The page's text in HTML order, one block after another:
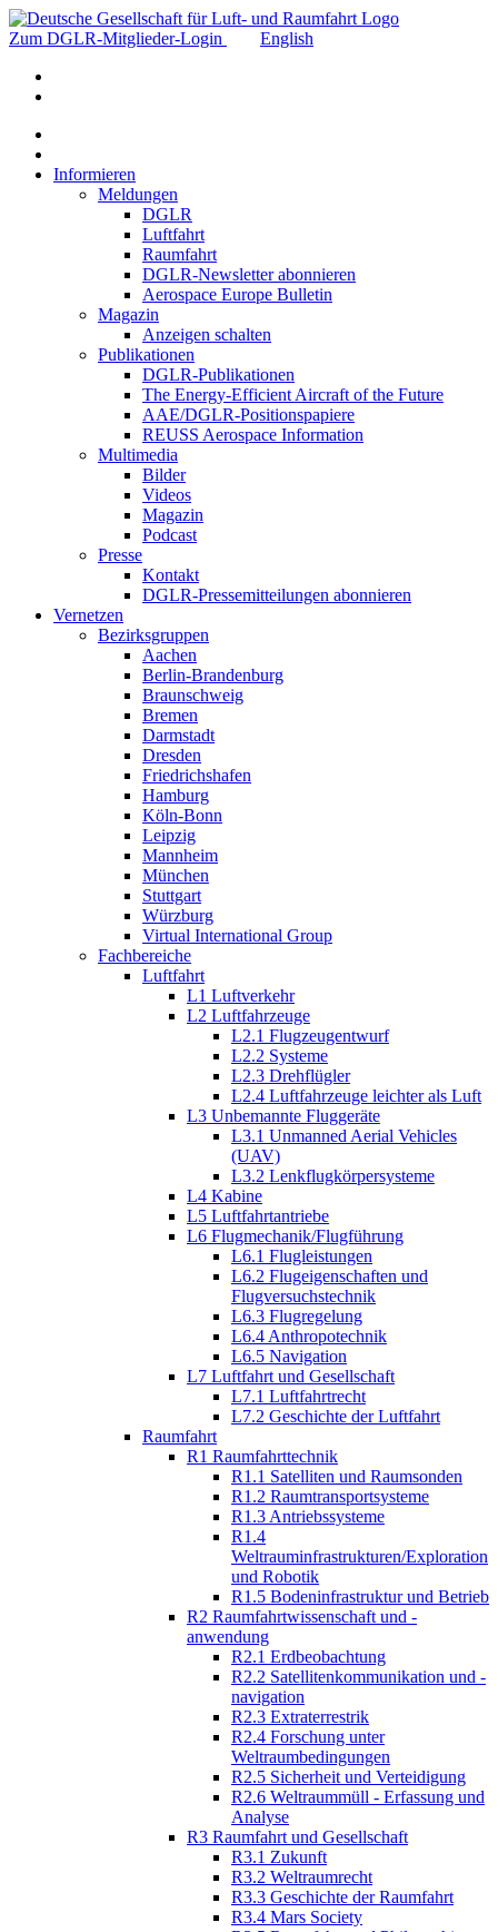
Zum DGLR-Mitglieder-Login English
Informieren
Meldungen
DGLR
Luftfahrt
Raumfahrt
DGLR-Newsletter abonnieren
Aerospace Europe Bulletin
Magazin
Anzeigen schalten
Publikationen
DGLR-Publikationen
The Energy-Efficient Aircraft of the Future
AAE/DGLR-Positionspapiere
REUSS Aerospace Information
Multimedia
Bilder
Videos
Magazin
Podcast
Presse
Kontakt
DGLR-Pressemitteilungen abonnieren
Vernetzen
Bezirksgruppen
Aachen
Berlin-Brandenburg
Braunschweig
Bremen
Darmstadt
Dresden
Friedrichshafen
Hamburg
Köln-Bonn
Leipzig
Mannheim
München
Stuttgart
Würzburg
Virtual International Group
Fachbereiche
Luftfahrt
L1 Luftverkehr
L2 Luftfahrzeuge
L2.1 Flugzeugentwurf
L2.2 Systeme
L2.3 Drehflügler
L2.4 Luftfahrzeuge leichter als Luft
L3 Unbemannte Fluggeräte
L3.1 Unmanned Aerial Vehicles
(UAV)
L3.2 Lenkflugkörpersysteme
L4 Kabine
L5 Luftfahrtantriebe
L6 Flugmechanik/Flugführung
L6.1 Flugleistungen
L6.2 Flugeigenschaften und
Flugversuchstechnik
L6.3 Flugregelung
L6.4 Anthropotechnik
L6.5 Navigation
L7 Luftfahrt und Gesellschaft
L7.1 Luftfahrtrecht
L7.2 Geschichte der Luftfahrt
Raumfahrt
R1 Raumfahrttechnik
R1.1 Satelliten und Raumsonden
R1.2 Raumtransportsysteme
R1.3 Antriebssysteme
R1.4
Weltrauminfrastrukturen/Exploration
und Robotik
R1.5 Bodeninfrastruktur und Betrieb
R2 Raumfahrtwissenschaft und -
anwendung
R2.1 Erdbeobachtung
R2.2 Satellitenkommunikation und -
navigation
R2.3 Extraterrestrik
R2.4 Forschung unter
Weltraumbedingungen
R2.5 Sicherheit und Verteidigung
R2.6 Weltraummüll - Erfassung und
Analyse
R3 Raumfahrt und Gesellschaft
R3.1 Zukunft
R3.2 Weltraumrecht
R3.3 Geschichte der Raumfahrt
R3.4 Mars Society